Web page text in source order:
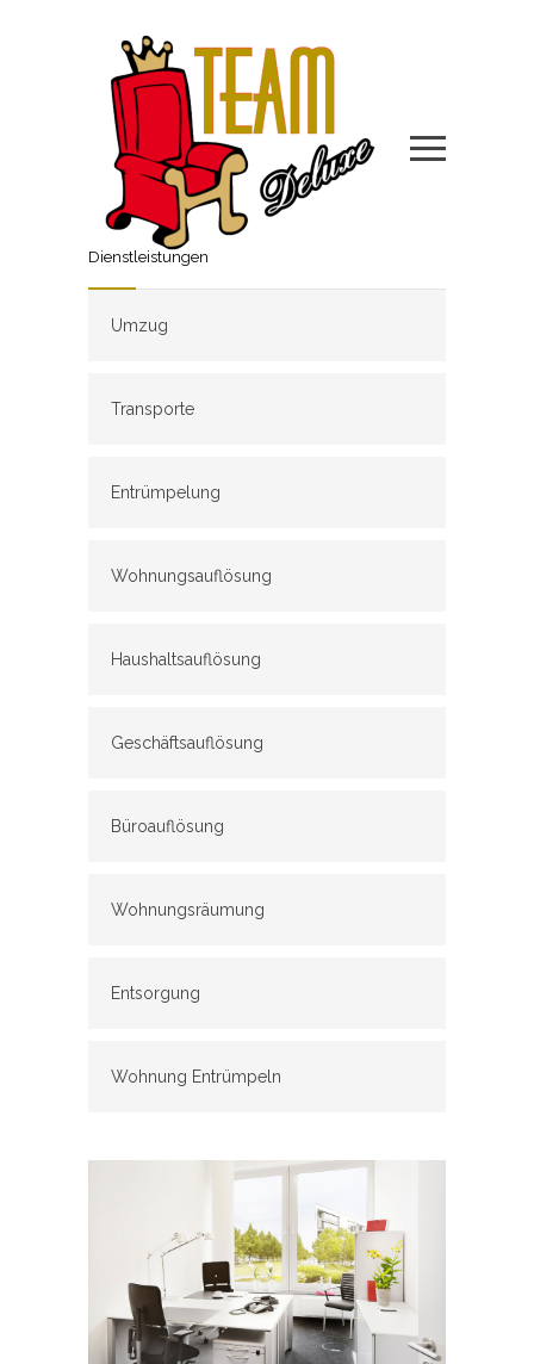
Dienstleistungen
Umzug
Transporte
Entrümpelung
Wohnungsauflösung
Haushaltsauflösung
Geschäftsauflösung
Büroauflösung
Wohnungsräumung
Entsorgung
Wohnung Entrümpeln